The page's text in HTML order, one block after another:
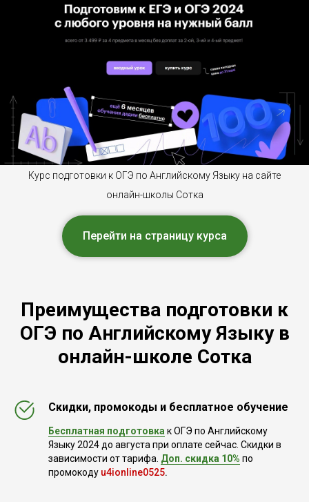
Курс подготовки к ОГЭ по Английскому Языку на сайте
онлайн-школы Сотка
Перейти на страницу курса
Преимущества подготовки к
ОГЭ по Английскому Языку в
онлайн-школе Сотка
Скидки, промокоды и бесплатное обучение
Бесплатная подготовка к ОГЭ по Английскому
Языку 2024 до августа при оплате сейчас. Скидки в
зависимости от тарифа. Доп. скидка 10% по
промокоду u4ionline0525.